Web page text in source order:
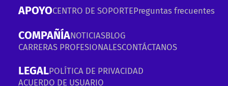
APOYOCENTRO DE SOPORTEPreguntas frecuentes
COMPAÑÍANOTICIASBLOG
CARRERAS PROFESIONALESCONTÁCTANOS
LEGALPOLÍTICA DE PRIVACIDAD
ACUERDO DE USUARIO